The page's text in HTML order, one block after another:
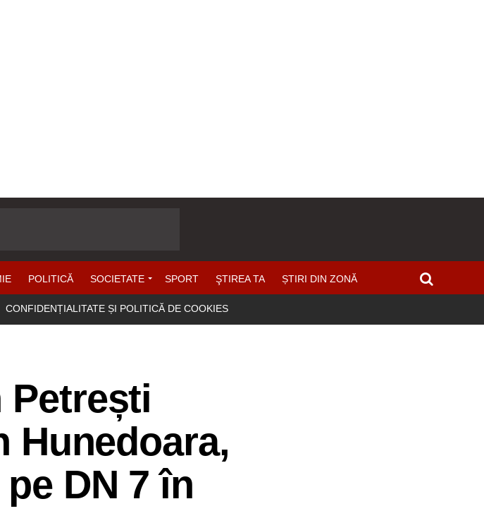
POLITICĂ SOCIETATE SPORT ŞTIREA TA ȘTIRI DIN ZONĂ
CONFIDENȚIALITATE ȘI POLITICĂ DE COOKIES
Petrești
Hunedoara,
DN 7 în